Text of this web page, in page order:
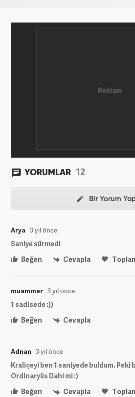
YORUMLAR 12
Bir Yorum
Arya 3 yıl önce
Saniye sürmedi
Beğen
Cevapla
muammer 3 yıl önce
1 sadisede :))
Beğen
Cevapla
Adnan 3 yıl önce
Kraliçeyi ben 1 saniyede buldum. Peki
Ordinaryüs Dahi mi :)
Beğen
Cevapla